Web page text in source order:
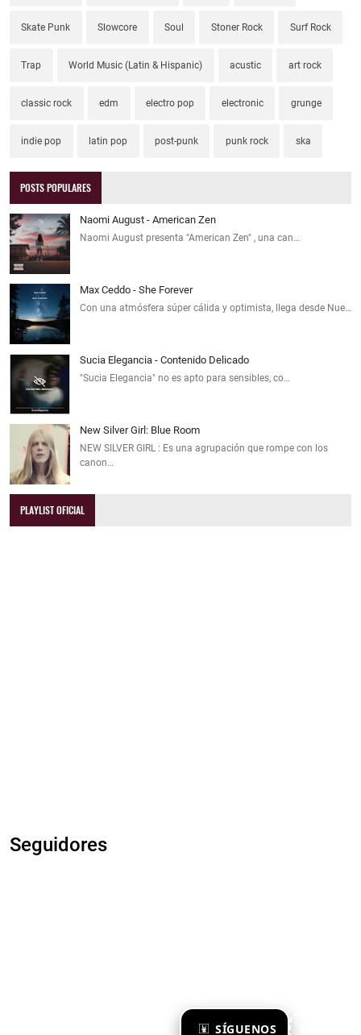
SÍGUENOS
Skate Punk Slowcore Soul Stoner Rock Surf Rock
Trap World Music (Latin & Hispanic) acustic art rock
classic rock edm electro pop electronic grunge
indie pop latin pop post-punk punk rock ska
POSTS POPULARES
Naomi August - American Zen
Naomi August presenta "American Zen" , una can…
Max Ceddo - She Forever
Con una atmósfera súper cálida y optimista, llega desde Nue…
Sucia Elegancia - Contenido Delicado
"Sucia Elegancia" no es apto para sensibles, co…
New Silver Girl: Blue Room
NEW SILVER GIRL : Es una agrupación que rompe con los
canon…
PLAYLIST OFICIAL
Seguidores